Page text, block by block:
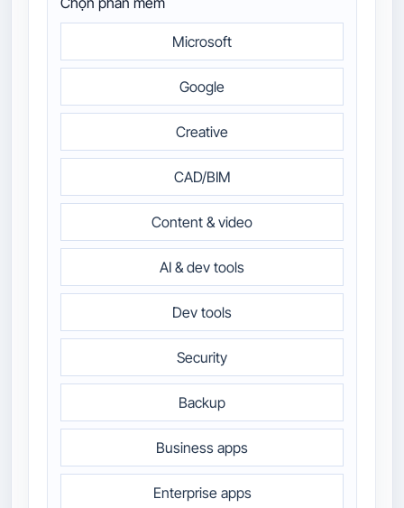
Microsoft
Google
Creative
CAD/BIM
Content & video
AI & dev tools
Dev tools
Security
Backup
Business apps
Enterprise apps